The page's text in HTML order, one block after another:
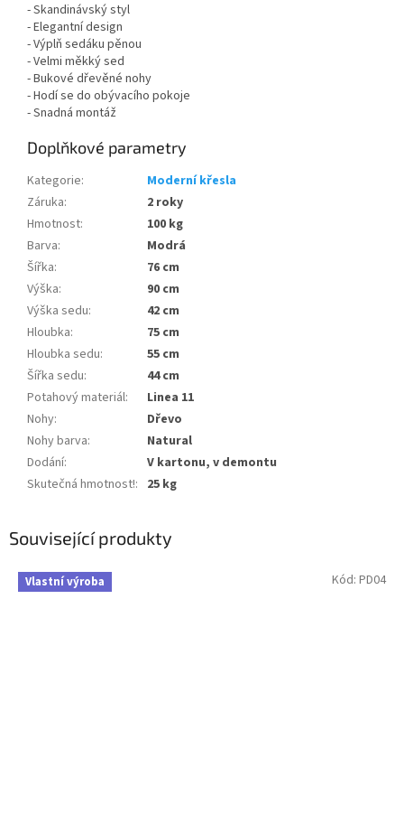
- Skandinávský styl
- Elegantní design
- Výplň sedáku pěnou
- Velmi měkký sed
- Bukové dřevěné nohy
- Hodí se do obývacího pokoje
- Snadná montáž
Doplňkové parametry
Kategorie:
Moderní křesla
Záruka:
2 roky
Hmotnost:
100 kg
Barva:
Modrá
Šířka:
76 cm
Výška:
90 cm
Výška sedu:
42 cm
Hloubka:
75 cm
Hloubka sedu:
55 cm
Šířka sedu:
44 cm
Potahový materiál:
Linea 11
Nohy:
Dřevo
Nohy barva:
Natural
Dodání:
V kartonu, v demontu
Skutečná hmotnost!: 25 kg
Související produkty
Vlastní výroba Kód: PD04